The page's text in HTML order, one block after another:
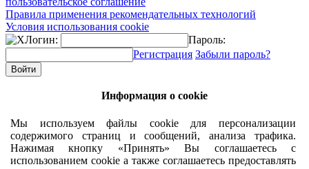
Правила применения рекомендательных технологий
Условия использования cookie
Логин:
Пароль:
Регистрация Забыли пароль?
Информация о cookie
Мы используем файлы cookie для персонализации
содержимого страниц и сообщений, анализа трафика.
Нажимая кнопку «Принять» Вы соглашаетесь с
использованием cookie а также соглашаетесь предоставлять